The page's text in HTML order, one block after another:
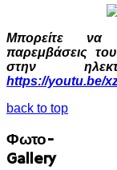
Μπορείτε να
παρεμβάσεις
στην
https://youtu.be/
back to top
Φωτο-
Gallery